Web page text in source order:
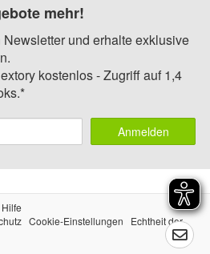
mehr!
und erhalte exklusive
kostenlos - Zugriff auf 1,4
Anmelden
Hilfe
Cookie-Einstellungen
Echtheit der